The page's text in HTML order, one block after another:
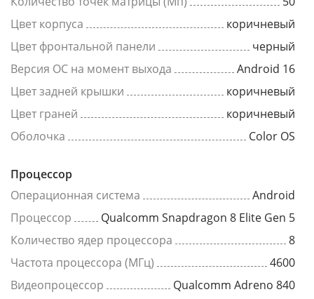
Цвет корпуса
коричневый
Цвет фронтальной панели
черный
Версия ОС на момент выхода
Android 16
Цвет задней крышки
коричневый
Цвет граней
коричневый
Оболочка
Color OS
Процессор
Операционная система
Android
Процессор
Qualcomm Snapdragon 8 Elite Gen 5
Количество ядер процессора
8
Частота процессора (МГц)
4600
Видеопроцессор
Qualcomm Adreno 840